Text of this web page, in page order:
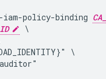
policy-binding
\
\